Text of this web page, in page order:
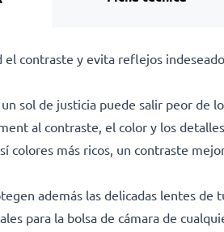
el contraste y evita reflejos
sol de justicia puede salir peor de
al contraste, el color y los
colores más ricos, un contraste
además las delicadas lentes
para la bolsa de cámara de